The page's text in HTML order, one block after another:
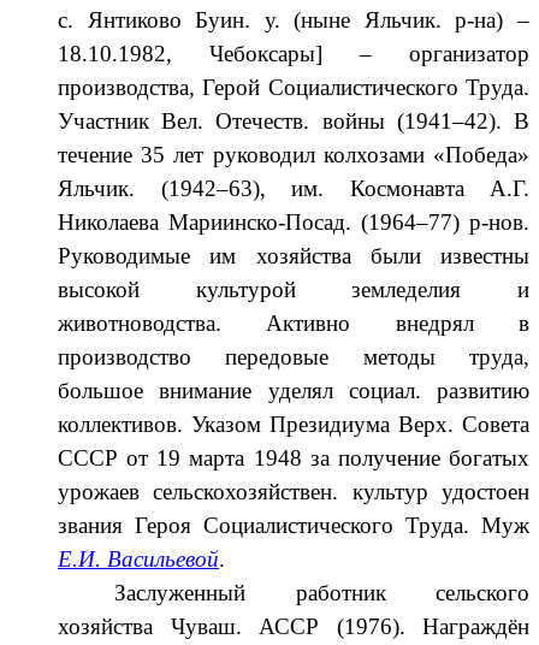
с. Янтиково Буин. у. (ныне Яльчик. р-на) –
18.10.1982, Чебоксары] – организатор
производства, Герой Социалистического Труда.
Участник Вел. Отечеств. войны (1941–42). В
течение 35 лет руководил колхозами «Победа»
Яльчик. (1942–63), им. Космонавта А.Г.
Николаева Мариинско-Посад. (1964–77) р-нов.
Руководимые им хозяйства были известны
высокой культурой земледелия и
животноводства. Активно внедрял в
производство передовые методы труда,
большое внимание уделял социал. развитию
коллективов. Указом Президиума Верх. Совета
СССР от 19 марта 1948 за по­лучение богатых
урожаев сельско­хо­зяйствен. культур удостоен
звания Героя Социалистического Труда. Муж
Е.И. Ва­сильевой.
Заслуженный работник сельского
хозяйства Чуваш. АССР (1976). Награждён